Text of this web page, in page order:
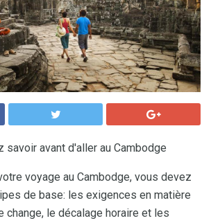
savoir avant d'aller au Cambodge
voyage au Cambodge, vous devez
de base: les exigences en matière
change, le décalage horaire et les